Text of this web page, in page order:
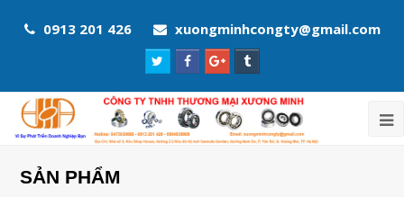
0913 201 426 xuongminhcongty@gmail.com
TwitterFacebook
Google
Profile
Tumblr
SẢN PHẨM